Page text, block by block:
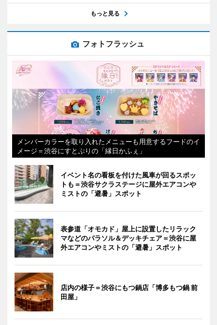
もっと見る
フォトフラッシュ
メンバーカラーを取り入れたメニューも用意するフードのイ
メージ＝渋谷にすとぷりの「縁日かふぇ」
イベント名の看板を付けた風車が回るスポッ
トも＝渋谷サクラステージに屋外エアコンや
ミストの「避暑」スポット
表参道「オモカド」屋上に設置したリラック
マなどのパラソル＆デッキチェア＝渋谷に屋
外エアコンやミストの「避暑」スポット
店内の様子＝渋谷にもつ鍋店「博多もつ鍋 前
田屋」